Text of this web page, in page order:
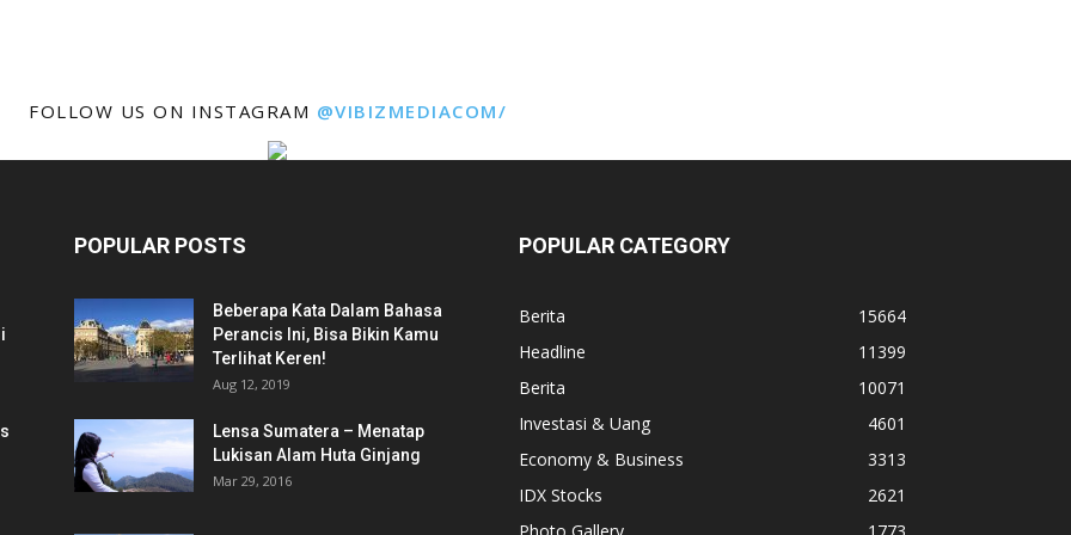
FOLLOW US ON INSTAGRAM @VIBIZMEDIACOM/
POPULAR POSTS
Beberapa Kata Dalam Bahasa
Perancis Ini, Bisa Bikin Kamu
Terlihat Keren!
Aug 12, 2019
Lensa Sumatera – Menatap
Lukisan Alam Huta Ginjang
Mar 29, 2016
POPULAR CATEGORY
Berita
15664
Headline
11399
Berita
10071
Investasi & Uang
4601
Economy & Business
3313
IDX Stocks
2621